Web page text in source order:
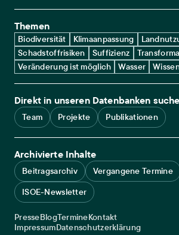
Themen
Biodiversität Klimaanpassung
Schadstoffrisiken
Suffizienz
Veränderung ist möglich
Wasser
Direkt in unseren Datenbanken
Team Projekte Publikationen
Archivierte Inhalte
Beitragsarchiv
Vergangene Termine
ISOE-Newsletter
Service navigation
PresseBlogTermineKontakt
Legal navigation
ImpressumDatenschutzerklärung